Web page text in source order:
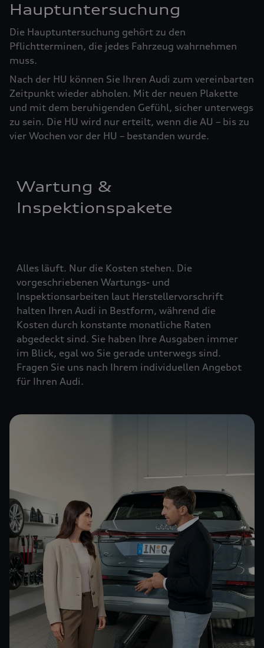
Hauptuntersuchung
Die Hauptuntersuchung gehört zu den
Pflichtterminen, die jedes Fahrzeug wahrnehmen
muss.
Nach der HU können Sie Ihren Audi zum vereinbarten
Zeitpunkt wieder abholen. Mit der neuen Plakette
und mit dem beruhigenden Gefühl, sicher unterwegs
zu sein. Die HU wird nur erteilt, wenn die AU – bis zu
vier ­Woch­en vor der HU – bestanden wurde.
Wartung &
Inspektionspakete
Alles läuft. Nur die Kosten stehen. Die
vorgeschriebenen Wartungs- und
Inspektionsarbeiten laut Herstellervorschrift
halten Ihren Audi in Bestform, während die
Kosten durch konstante monatliche Raten
abgedeckt sind. Sie haben Ihre Ausgaben immer
im Blick, egal wo Sie gerade unterwegs sind.
Fragen Sie uns nach Ihrem individuellen Angebot
für Ihren Audi.